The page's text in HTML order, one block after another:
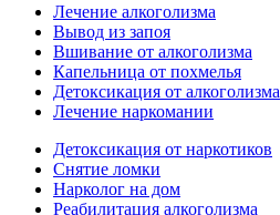
Лечение алкоголизма
Вывод из запоя
Вшивание от алкоголизма
Капельница от похмелья
Детоксикация от алкоголизма
Лечение наркомании
Детоксикация от наркотиков
Снятие ломки
Нарколог на дом
Реабилитация алкоголизма